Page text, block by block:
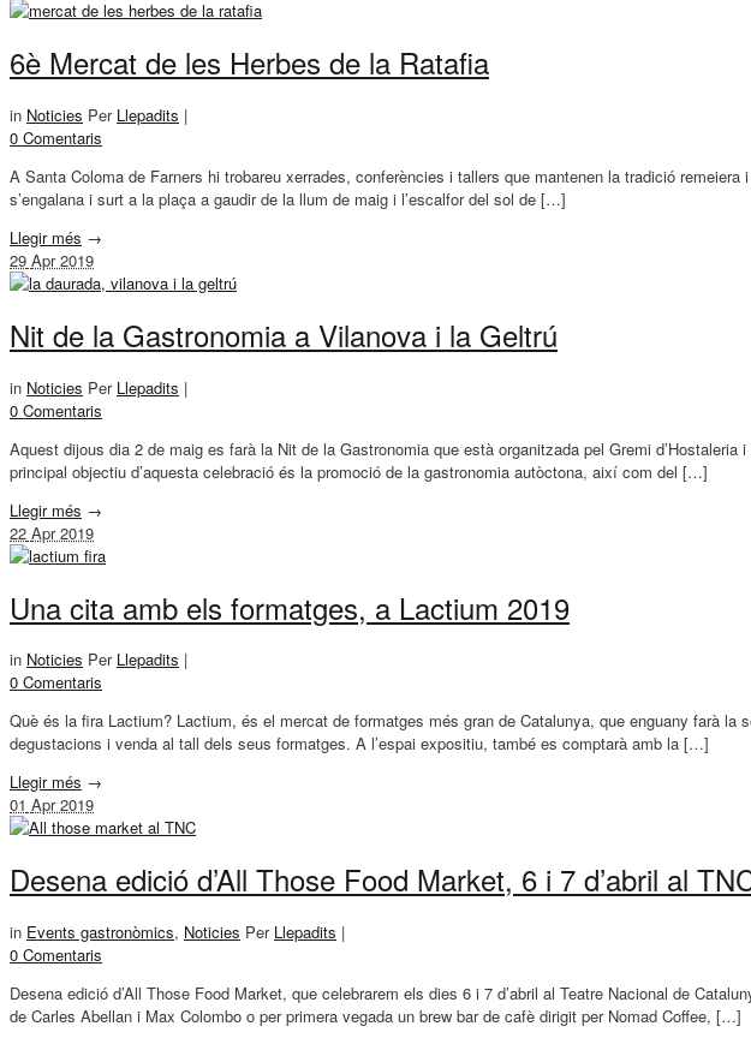
6è Mercat de les Herbes de la Ratafia
in Noticies Per Llepadits |
0 Comentaris
A Santa Coloma de Farners hi trobareu xerrades, conferències i tallers que mantenen la tradició
s’engalana i surt a la plaça a gaudir de la llum de maig i l’escalfor del sol de […]
Llegir més →
29 Apr 2019
Nit de la Gastronomia a Vilanova i la Geltrú
in Noticies Per Llepadits |
0 Comentaris
Aquest dijous dia 2 de maig es farà la Nit de la Gastronomia que està organitzada pel Gremi
principal objectiu d’aquesta celebració és la promoció de la gastronomia autòctona, així com del […]
Llegir més →
22 Apr 2019
Una cita amb els formatges, a Lactium 2019
in Noticies Per Llepadits |
0 Comentaris
Què és la fira Lactium? Lactium, és el mercat de formatges més gran de Catalunya, que enguany farà
degustacions i venda al tall dels seus formatges. A l’espai expositiu, també es comptarà amb la […]
Llegir més →
01 Apr 2019
Desena edició d’All Those Food Market, 6 i 7 d’abril al
in Events gastronòmics, Noticies Per Llepadits |
0 Comentaris
Desena edició d’All Those Food Market, que celebrarem els dies 6 i 7 d’abril al Teatre Nacional de
de Carles Abellan i Max Colombo o per primera vegada un brew bar de cafè dirigit per Nomad Coffee, […]